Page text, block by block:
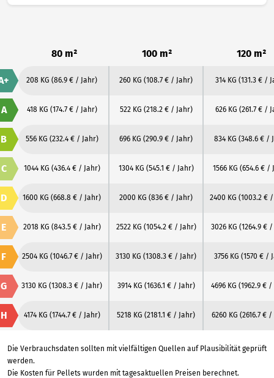
80 m² 100 m² 120 m²
208 KG (86.9 € / Jahr) 260 KG (108.7 € / Jahr) 314 KG (131.3 € /
A 418 KG (174.7 € / Jahr) 522 KG (218.2 € / Jahr) 626 KG (261.7 € /
B 556 KG (232.4 € / Jahr) 696 KG (290.9 € / Jahr) 834 KG (348.6 € /
C 1044 KG (436.4 € / Jahr) 1304 KG (545.1 € / Jahr) 1566 KG (654.6 € /
D 1600 KG (668.8 € / Jahr) 2000 KG (836 € / Jahr) 2400 KG (1003.2 €
E 2018 KG (843.5 € / Jahr) 2522 KG (1054.2 € / Jahr) 3026 KG (1264.9 €
F 2504 KG (1046.7 € / Jahr) 3130 KG (1308.3 € / Jahr) 3756 KG (1570 € /
G 3130 KG (1308.3 € / Jahr) 3914 KG (1636.1 € / Jahr) 4696 KG (1962.9 € /
H 4174 KG (1744.7 € / Jahr) 5218 KG (2181.1 € / Jahr) 6260 KG (2616.7 €
Die Verbrauchsdaten sollten mit vielfältigen Quellen auf Plausibilität geprüft
werden.
Die Kosten für Pellets wurden mit tagesaktuellen Preisen berechnet.